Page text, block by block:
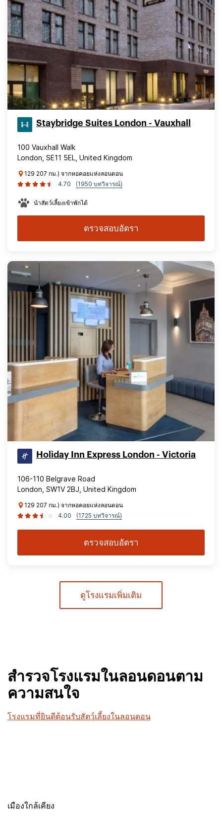
Staybridge Suites London - Vauxhall
100 Vauxhall Walk
London, SE11 5EL, United Kingdom
129 207 กม.) จากหอคอยแห่งลอนดอน
4.70
(1950 บทวิจารณ์)
นำสัตว์เลี้ยงเข้าพักได้
ตรวจสอบอัตรา
Holiday Inn Express London - Victoria
106-110 Belgrave Road
London, SW1V 2BJ, United Kingdom
129 207 กม.) จากหอคอยแห่งลอนดอน
4.00
(1725 บทวิจารณ์)
ตรวจสอบอัตรา
ดูโรงแรมเพิ่มเติม
สำรวจโรงแรมในลอนดอนตาม
ความสนใจ
โรงแรมที่ยินดีต้อนรับสัตว์เลี้ยงในลอนดอน
เมืองใกล้เคียง